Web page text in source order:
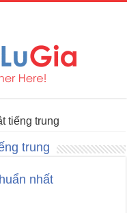
tiếng trung
trung
nhất